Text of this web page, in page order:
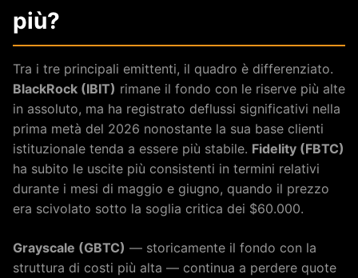
più?
Tra i tre principali emittenti, il quadro è differenziato.
BlackRock (IBIT) rimane il fondo con le riserve più alte
in assoluto, ma ha registrato deflussi significativi nella
prima metà del 2026 nonostante la sua base clienti
istituzionale tenda a essere più stabile. Fidelity (FBTC)
ha subito le uscite più consistenti in termini relativi
durante i mesi di maggio e giugno, quando il prezzo
era scivolato sotto la soglia critica dei $60.000.
Grayscale (GBTC) — storicamente il fondo con la
struttura di costi più alta — continua a perdere quote